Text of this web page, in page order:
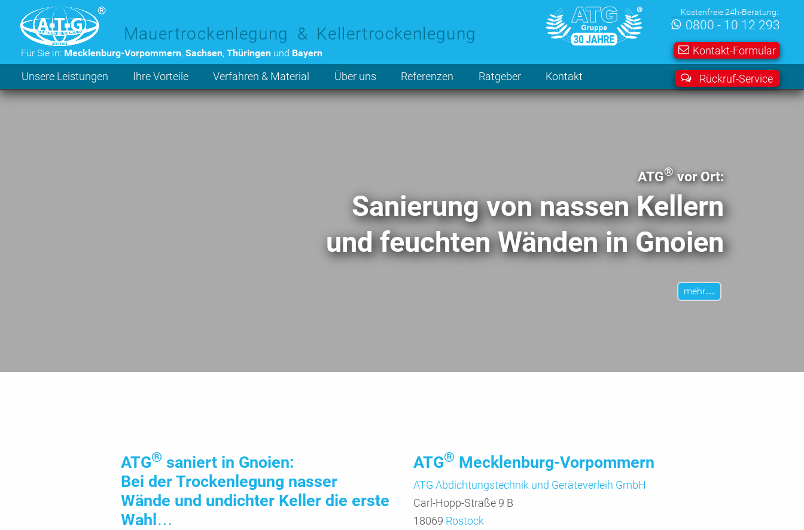
Zum Hauptinhalt der Seite
Mauertrockenlegung & Kellertrockenlegung
Für Sie in: Mecklenburg-Vorpommern, Sachsen, Thüringenund Bayern
Kostenfreie 24h-Beratung:
0800 - 10 12 293
Kontakt-Formular
Unsere Leistungen Ihre Vorteile Verfahren & Material Über uns Referenzen Ratgeber Kontakt Rückruf-Service
ATG®vor Ort:
Sanie­rung von nassen Kellern
und feuchten Wänden in Gnoien
mehr…
ATG® saniert in Gnoien:
Bei der Trocken­legung nasser
Wände und undichter Keller die erste
Wahl…
ATG® Mecklenburg-Vorpommern
ATG Abdichtungs­technik und Geräte­verleih GmbH
Carl-Hopp-Straße 9 B
18069 Rostock